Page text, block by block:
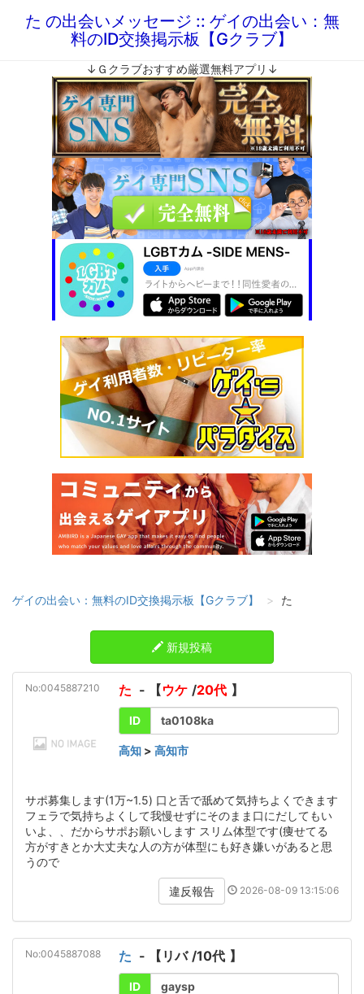
た の出会いメッセージ :: ゲイの出会い：無
料のID交換掲示板【Gクラブ】
↓Ｇクラブおすすめ厳選無料アプリ↓
ゲイの出会い：無料のID交換掲示板【Gクラブ】 た
新規投稿
No:0045887210 た - 【ウケ /20代 】
ID ta0108ka
高知 > 高知市
サポ募集します(1万~1.5) 口と舌で舐めて気持ちよくできます
フェラで気持ちよくして我慢せずにそのまま口にだしてもい
いよ、、だからサポお願いします スリム体型です(痩せてる
方がすきとか大丈夫な人の方が体型にも好き嫌いがあると思
うので
違反報告 2026-08-09 13:15:06
No:0045887088 た - 【 リバ /10代 】
ID gaysp